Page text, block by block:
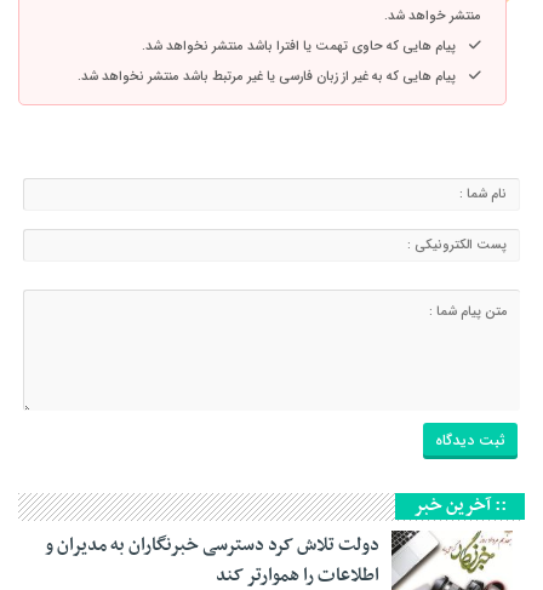
منتشر خواهد شد.
پیام هایی که حاوی تهمت یا افترا باشد منتشر نخواهد شد.
پیام هایی که به غیر از زبان فارسی یا غیر مرتبط باشد منتشر نخواهد شد.
:: آخرین خبر
دولت تلاش کرد دسترسی خبرنگاران به مدیران و
اطلاعات را هموارتر کند